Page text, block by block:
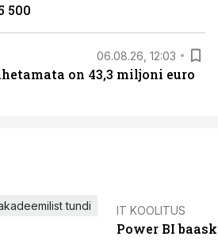
500
06.08.26, 12:03
on 43,3 miljoni euro
tundi IT KOOLITUS
Power BI